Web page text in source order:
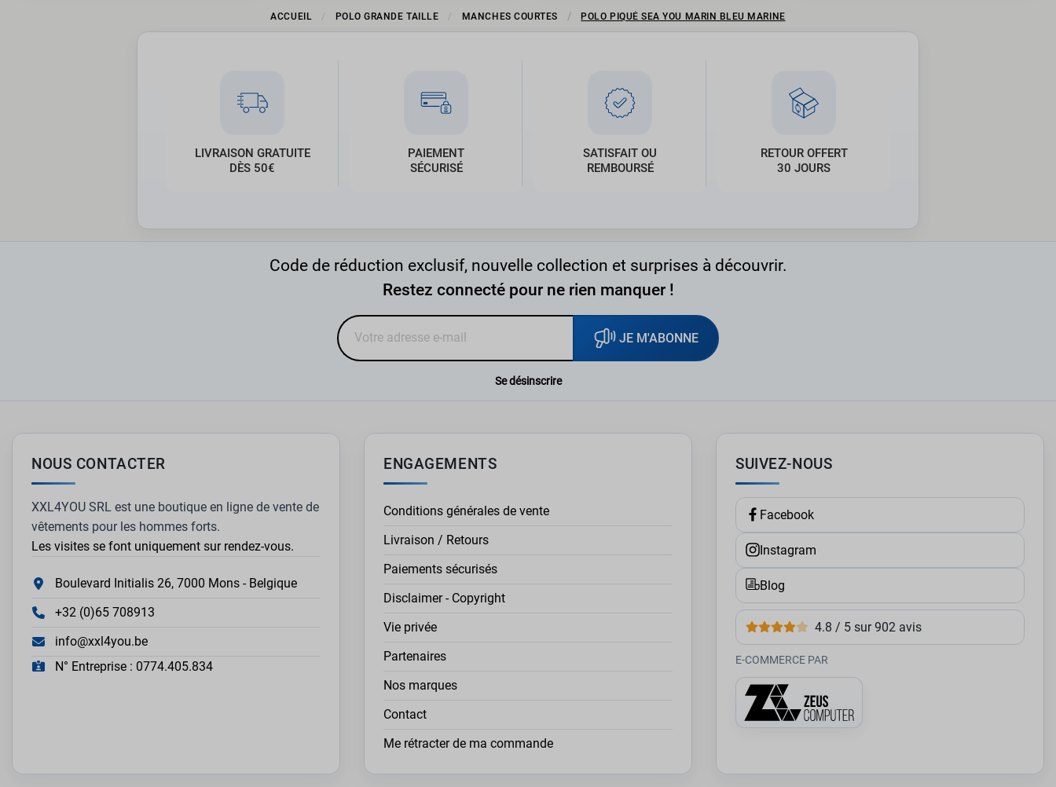
ACCUEIL POLO GRANDE TAILLE MANCHES COURTES POLO PIQUÉ SEA YOU MARIN BLEU MARINE
LIVRAISON GRATUITE
DÈS 50€
PAIEMENT
SÉCURISÉ
SATISFAIT OU
REMBOURSÉ
RETOUR OFFERT
30 JOURS
Code de réduction exclusif, nouvelle collection et surprises à découvrir.
Restez connecté pour ne rien manquer !
JE M'ABONNE
Se désinscrire
NOUS CONTACTER
XXL4YOU SRL est une boutique en ligne de vente de
vêtements pour les hommes forts.
Les visites se font uniquement sur rendez-vous.
Boulevard Initialis 26, 7000 Mons - Belgique
+32 (0)65 708913
info@xxl4you.be
N° Entreprise : 0774.405.834
ENGAGEMENTS
Conditions générales de vente
Livraison / Retours
Paiements sécurisés
Disclaimer - Copyright
Vie privée
Partenaires
Nos marques
Contact
Me rétracter de ma commande
SUIVEZ-NOUS
Facebook
Instagram
Blog
4.8 / 5 sur 902 avis
E-COMMERCE PAR